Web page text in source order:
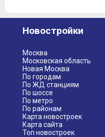
Новостройки
Москва
Московская область
Новая Москва
По городам
По ЖД станциям
По шоссе
По метро
По районам
Карта новостроек
Карта сайта
Топ новостроек